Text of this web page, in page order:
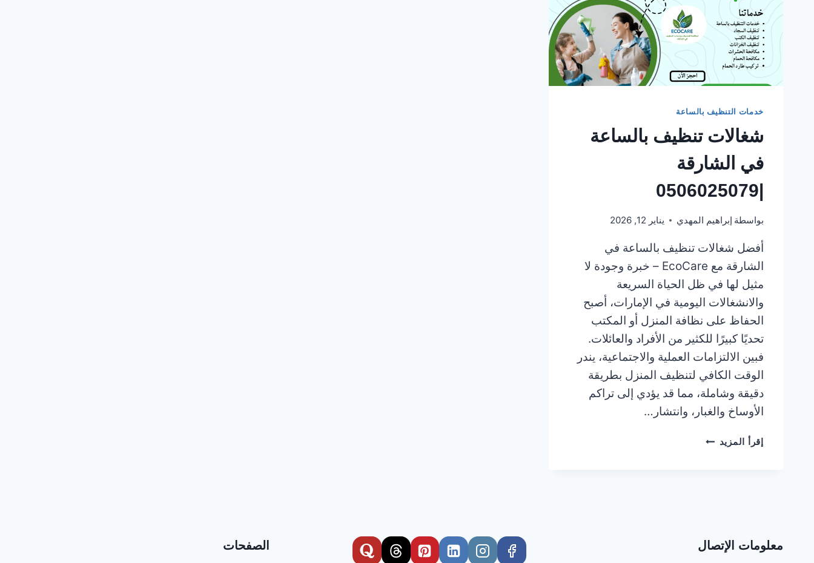
خدمات التنظيف بالساعة
شغالات تنظيف بالساعة
في الشارقة
|0506025079
بواسطة إبراهيم المهدي يناير 12, 2026
أفضل شغالات تنظيف بالساعة في
الشارقة مع EcoCare – خبرة وجودة لا
مثيل لها في ظل الحياة السريعة
والانشغالات اليومية في الإمارات، أصبح
الحفاظ على نظافة المنزل أو المكتب
تحديًا كبيرًا للكثير من الأفراد والعائلات.
فبين الالتزامات العملية والاجتماعية، يندر
الوقت الكافي لتنظيف المنزل بطريقة
دقيقة وشاملة، مما قد يؤدي إلى تراكم
الأوساخ والغبار، وانتشار…
إقرأ المزيد شغالات
معلومات الإتصال الصفحات